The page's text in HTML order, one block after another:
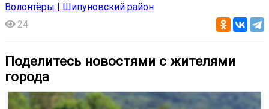
Волонтёры | Шипуновский район
24
Поделитесь новостями с жителями
города